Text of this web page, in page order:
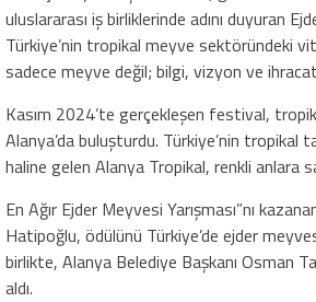
uluslararası iş birliklerinde adını duyuran
Türkiye’nin tropikal meyve sektöründeki
sadece meyve değil; bilgi, vizyon ve
Kasım 2024’te gerçekleşen festival,
Alanya’da buluşturdu. Türkiye’nin tropikal
haline gelen Alanya Tropikal, renkli anlara
En Ağır Ejder Meyvesi Yarışması”nı
Hatipoğlu, ödülünü Türkiye’de ejder
birlikte, Alanya Belediye Başkanı Osman
aldı.